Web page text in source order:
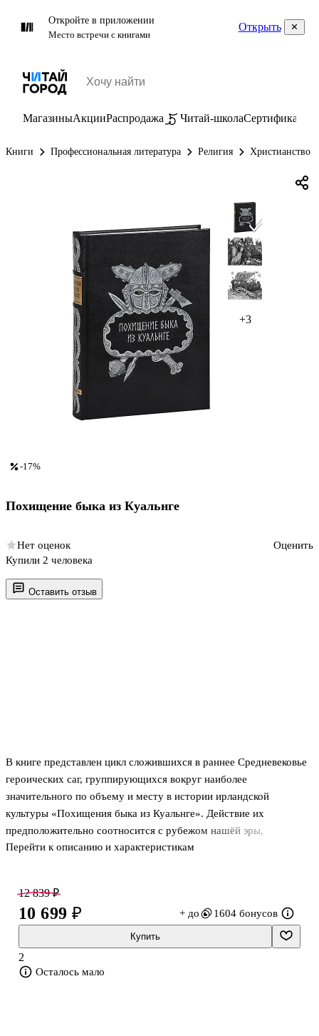
Откройте в приложении
Место встречи с книгами
Открыть
МагазиныАкцииРаспродажа Читай-школаСертификаты
Книги Профессиональная литература Религия Христианство
+3
Оставить отзыв
В книге представлен цикл сложившихся в раннее Средневековье
героических саг, группирующихся вокруг наиболее
значительного по объему и месту в истории ирландской
культуры «Похищения быка из Куальнге». Действие их
предположительно соотносится с рубежом нашёй эры,
«героическим веком» Фергуса, Кухулина, Конхобара, Фер Диада.
Медб и короля Айлиля. Издание, подготовленное Т. А.
Михайловой и С. В. Шкунаевым. сопровождается статьей о
«Похищении» и других преданиях об ирландских героях и
основательными комментариями. В нем впервые
воспроизводится цикл иллюстраций известного художника М. А.
Перейти к описанию и характеристикам
-17%
Похищение быка из Куальнге
Нет оценок
Оценить
Купили 2 человека
12 839 ₽
10 699 ₽ + до 1604 бонусов
Купить
2
Осталось мало